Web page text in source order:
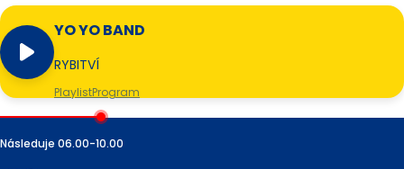
YO YO BAND
RYBITVÍ
PlaylistProgram
Následuje 06.00-10.00